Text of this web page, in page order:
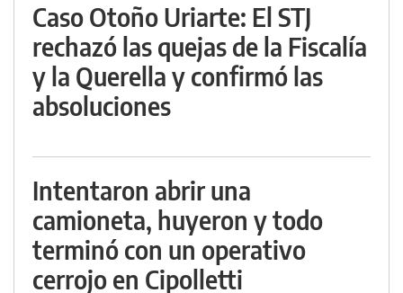
Caso Otoño Uriarte: El STJ
rechazó las quejas de la Fiscalía
y la Querella y confirmó las
absoluciones
Intentaron abrir una
camioneta, huyeron y todo
terminó con un operativo
cerrojo en Cipolletti